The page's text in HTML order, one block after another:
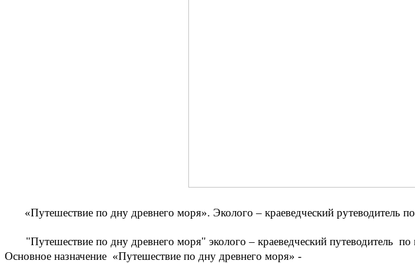
«Путешествие по дну древнего моря». Эколого – краеведческий рутеводитель
"Путешествие по дну древнего моря" эколого – краеведческий путеводитель
Основное назначение «Путешествие по дну древнего моря» -